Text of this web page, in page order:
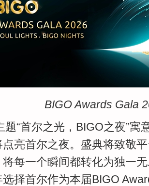
BIGO Awards Gala
题“首尔之光，BIGO之夜”寓
点亮首尔之夜。盛典将致敬
每一个瞬间都转化为独一
选择首尔作为本届BIGO